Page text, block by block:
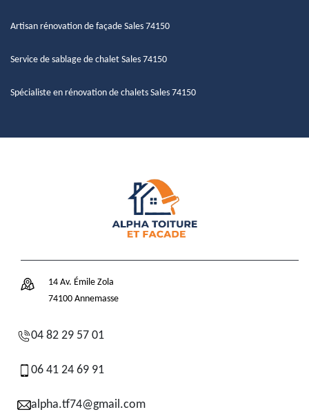
Artisan rénovation de façade Sales 74150
Service de sablage de chalet Sales 74150
Spécialiste en rénovation de chalets Sales 74150
14 Av. Émile Zola
74100 Annemasse
04 82 29 57 01
06 41 24 69 91
alpha.tf74@gmail.com